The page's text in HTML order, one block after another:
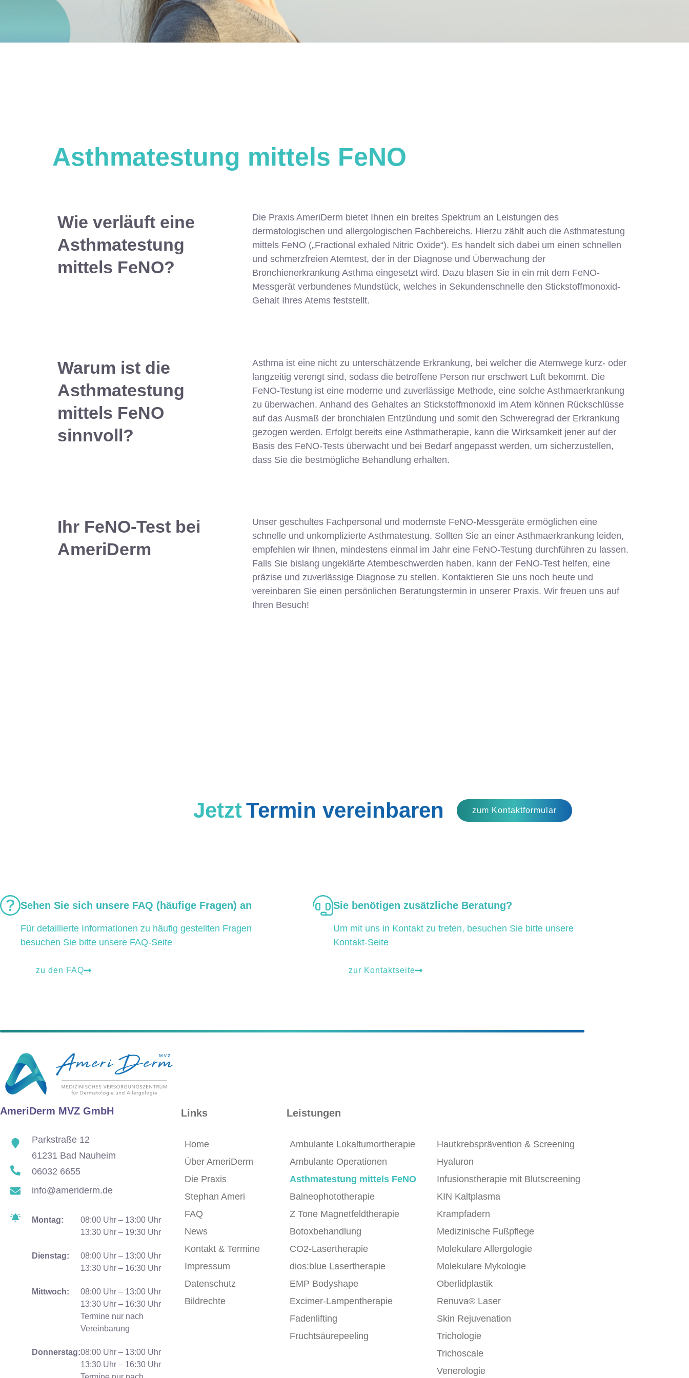
Asthmatestung mittels FeNO
Wie verläuft eine
Asthmatestung
mittels FeNO?
Die Praxis AmeriDerm bietet Ihnen ein breites Spektrum an Leistungen des
dermatologischen und allergologischen Fachbereichs. Hierzu zählt auch die Asthmatestung
mittels FeNO („Fractional exhaled Nitric Oxide“). Es handelt sich dabei um einen schnellen
und schmerzfreien Atemtest, der in der Diagnose und Überwachung der
Bronchienerkrankung Asthma eingesetzt wird. Dazu blasen Sie in ein mit dem FeNO-
Messgerät verbundenes Mundstück, welches in Sekundenschnelle den Stickstoffmonoxid-
Gehalt Ihres Atems feststellt.
Warum ist die
Asthmatestung
mittels FeNO
sinnvoll?
Asthma ist eine nicht zu unterschätzende Erkrankung, bei welcher die Atemwege kurz- oder
langzeitig verengt sind, sodass die betroffene Person nur erschwert Luft bekommt. Die
FeNO-Testung ist eine moderne und zuverlässige Methode, eine solche Asthmaerkrankung
zu überwachen. Anhand des Gehaltes an Stickstoffmonoxid im Atem können Rückschlüsse
auf das Ausmaß der bronchialen Entzündung und somit den Schweregrad der Erkrankung
gezogen werden. Erfolgt bereits eine Asthmatherapie, kann die Wirksamkeit jener auf der
Basis des FeNO-Tests überwacht und bei Bedarf angepasst werden, um sicherzustellen,
dass Sie die bestmögliche Behandlung erhalten.
Ihr FeNO-Test bei
AmeriDerm
Unser geschultes Fachpersonal und modernste FeNO-Messgeräte ermöglichen eine
schnelle und unkomplizierte Asthmatestung. Sollten Sie an einer Asthmaerkrankung leiden,
empfehlen wir Ihnen, mindestens einmal im Jahr eine FeNO-Testung durchführen zu lassen.
Falls Sie bislang ungeklärte Atembeschwerden haben, kann der FeNO-Test helfen, eine
präzise und zuverlässige Diagnose zu stellen. Kontaktieren Sie uns noch heute und
vereinbaren Sie einen persönlichen Beratungstermin in unserer Praxis. Wir freuen uns auf
Ihren Besuch!
JetztTermin vereinbaren zum Kontaktformular
Sehen Sie sich unsere FAQ (häufige Fragen) an
Für detaillierte Informationen zu häufig gestellten Fragen
besuchen Sie bitte unsere FAQ-Seite
zu den FAQ
Sie benötigen zusätzliche Beratung?
Um mit uns in Kontakt zu treten, besuchen Sie bitte unsere
Kontakt-Seite
zur Kontaktseite
AmeriDerm MVZ GmbH Links Leistungen
Parkstraße 12
61231 Bad Nauheim
06032 6655
info@ameriderm.de
Montag:
08:00 Uhr – 13:00 Uhr
13:30 Uhr – 19:30 Uhr
Dienstag:
08:00 Uhr – 13:00 Uhr
13:30 Uhr – 16:30 Uhr
Mittwoch:
08:00 Uhr – 13:00 Uhr
13:30 Uhr – 16:30 Uhr
Termine nur nach
Vereinbarung
Donnerstag:08:00 Uhr – 13:00 Uhr
13:30 Uhr – 16:30 Uhr
Home
Über AmeriDerm
Die Praxis
Stephan Ameri
FAQ
News
Kontakt & Termine
Impressum
Datenschutz
Bildrechte
Ambulante Lokaltumortherapie
Ambulante Operationen
Asthmatestung mittels FeNO
Balneophototherapie
Z Tone Magnetfeldtherapie
Botoxbehandlung
CO2-Lasertherapie
dios:blue Lasertherapie
EMP Bodyshape
Excimer-Lampentherapie
Fadenlifting
Fruchtsäurepeeling
Hautkrebsprävention & Screening
Hyaluron
Infusionstherapie mit Blutscreening
KIN Kaltplasma
Krampfadern
Medizinische Fußpflege
Molekulare Allergologie
Molekulare Mykologie
Oberlidplastik
Renuva® Laser
Skin Rejuvenation
Trichologie
Trichoscale
Venerologie